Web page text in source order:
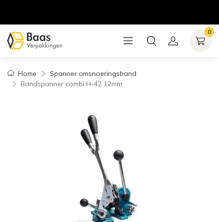
0
Home
Spanner omsnoeringsband
Bandspanner combi H-42 12mm